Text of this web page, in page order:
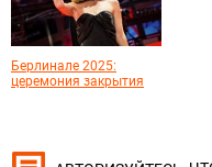
Берлинале 2025:
церемония закрытия